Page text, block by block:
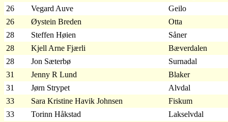
26
Vegard Auve
Geilo
26
Øystein Breden
Otta
28
Steffen Høien
Såner
28
Kjell Arne Fjærli
Bæverdalen
28
Jon Sæterbø
Surnadal
31
Jenny R Lund
Blaker
31
Jørn Strypet
Alvdal
33
Sara Kristine Havik Johnsen
Fiskum
33
Torinn Håkstad
Lakselvdal